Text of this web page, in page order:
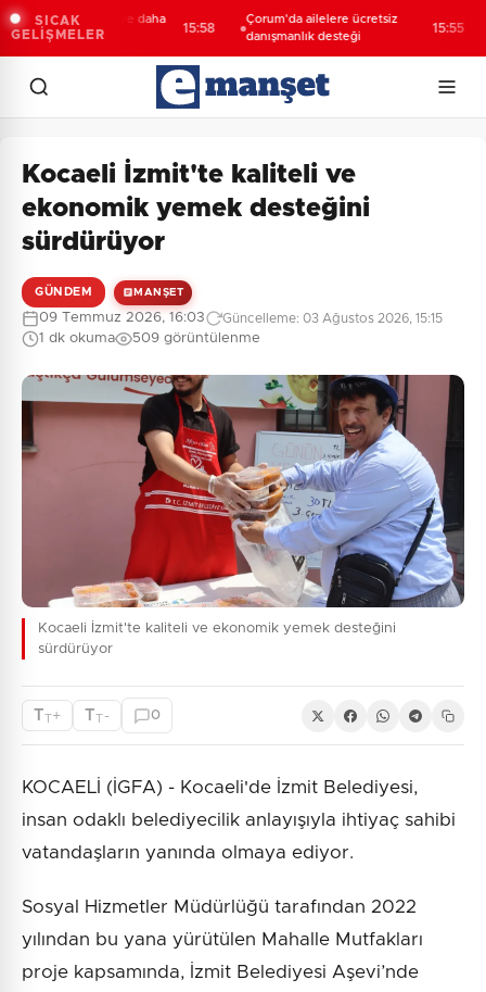
SICAK
GELİŞMELER
3 mahalleye daha
yatırım
15:58
Çorum'da ailelere ücretsiz
danışmanlık desteği
15:55
Kocaeli İzmit'te kaliteli ve
ekonomik yemek desteğini
sürdürüyor
GÜNDEM MANŞET
09 Temmuz 2026, 16:03 Güncelleme: 03 Ağustos 2026, 15:15
1 dk okuma 509 görüntülenme
Kocaeli İzmit'te kaliteli ve ekonomik yemek desteğini
sürdürüyor
TT+ TT - 0
KOCAELİ (İGFA) - Kocaeli'de İzmit Belediyesi,
insan odaklı belediyecilik anlayışıyla ihtiyaç sahibi
vatandaşların yanında olmaya ediyor.
Sosyal Hizmetler Müdürlüğü tarafından 2022
yılından bu yana yürütülen Mahalle Mutfakları
proje kapsamında, İzmit Belediyesi Aşevi’nde